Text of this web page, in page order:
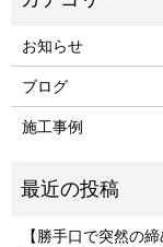
お知らせ
ブログ
施工事例
【勝手口で突然の